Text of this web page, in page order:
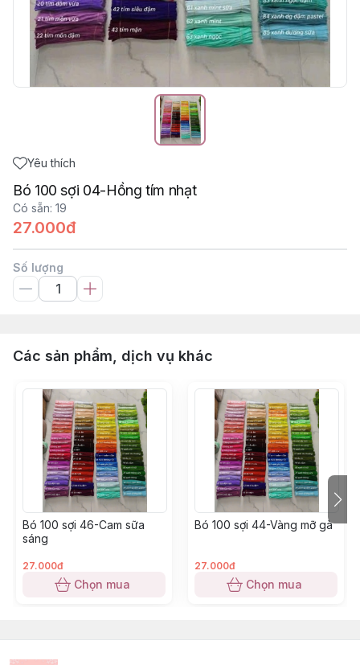
Yêu thích
Bó 100 sợi 04-Hồng tím nhạt
Có sẵn: 19
27.000đ
Số lượng
Các sản phẩm, dịch vụ khác
Bó 100 sợi 46-Cam sữa
sáng
27.000đ
Chọn mua
Bó 100 sợi 44-Vàng mỡ gà
27.000đ
Chọn mua